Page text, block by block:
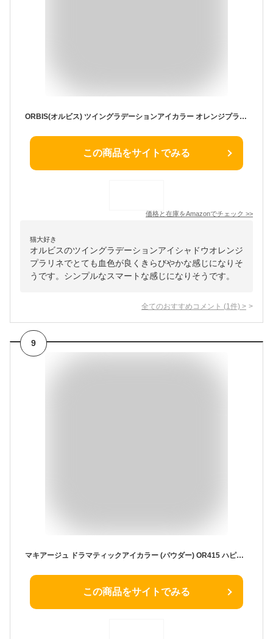
ORBIS(オルビス) ツイングラデーションアイカラー オレンジプラリネ ◎アイシャドウ◎ 1個 (x 1)
この商品をサイトでみる
価格と在庫をAmazonでチェック >>
猫大好き
オルビスのツイングラデーションアイシャドウオレンジ
プラリネでとても血色が良くきらびやかな感じになりそ
うです。シンプルなスマートな感じになりそうです。
全てのおすすめコメント (1 件) >
9
マキアージュ ドラマティックアイカラー (パウダー) OR415 ハピネスマンゴー パール アイシャドウ カスタマイズ オレンジ 本体 1g
この商品をサイトでみる